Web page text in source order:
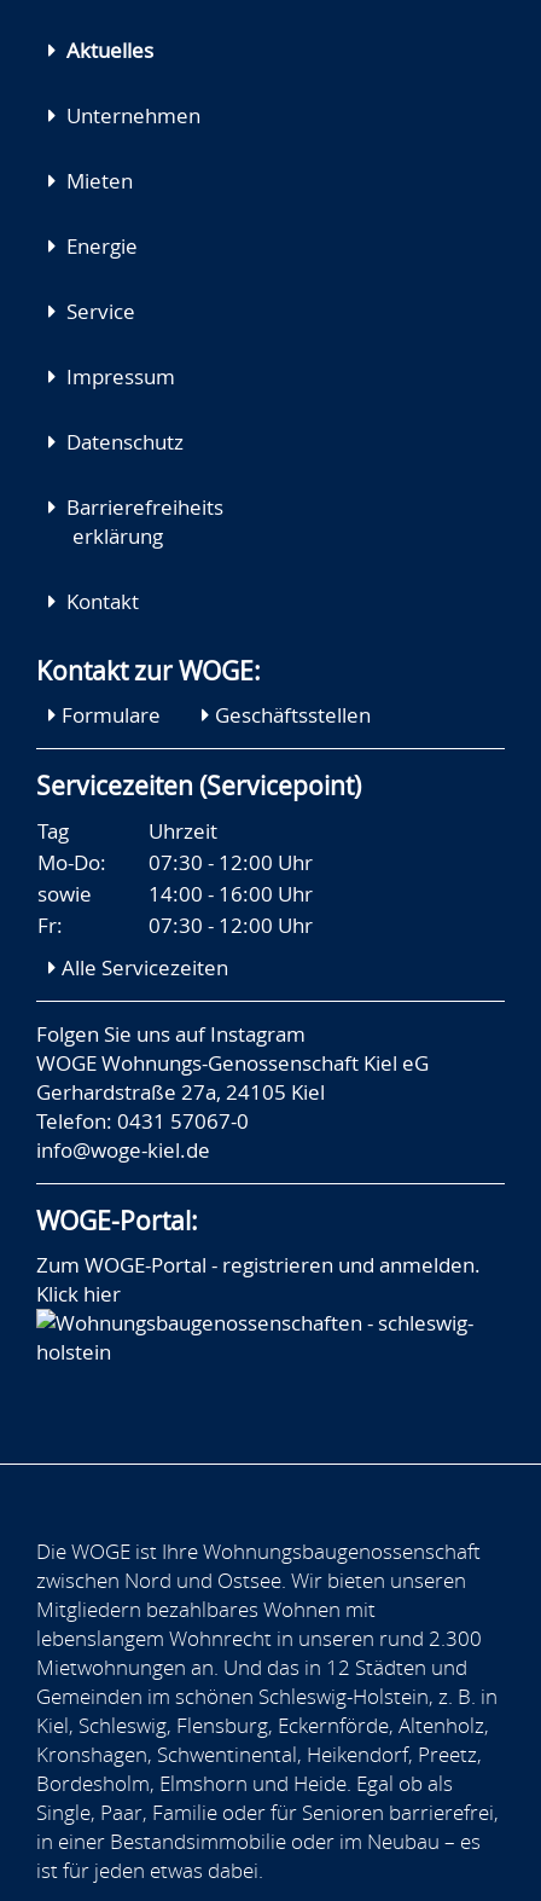
Aktuelles
Unternehmen
Mieten
Energie
Service
Impressum
Datenschutz
Barrierefreiheits
erklärung
Kontakt
Kontakt zur WOGE:
Formulare Geschäftsstellen
Servicezeiten (Servicepoint)
Tag
Uhrzeit
Mo-Do:
07:30 - 12:00 Uhr
sowie
14:00 - 16:00 Uhr
Fr:
07:30 - 12:00 Uhr
Alle Servicezeiten
Folgen Sie uns aufInstagram
WOGE Wohnungs-Genossenschaft Kiel eG
Gerhardstraße 27a, 24105 Kiel
Telefon: 0431 57067-0
info@woge-kiel.de
WOGE-Portal:
Zum WOGE-Portal - registrieren und anmelden.
Klick hier
Die WOGE ist Ihre Wohnungsbaugenossenschaft
zwischen Nord und Ostsee. Wir bieten unseren
Mitgliedern bezahlbares Wohnen mit
lebenslangem Wohnrecht in unseren rund 2.300
Mietwohnungen an. Und das in 12 Städten und
Gemeinden im schönen Schleswig-Holstein, z. B. in
Kiel, Schleswig, Flensburg, Eckernförde, Altenholz,
Kronshagen, Schwentinental, Heikendorf, Preetz,
Bordesholm, Elmshorn und Heide. Egal ob als
Single, Paar, Familie oder für Senioren barrierefrei,
in einer Bestandsimmobilie oder im Neubau – es
ist für jeden etwas dabei.